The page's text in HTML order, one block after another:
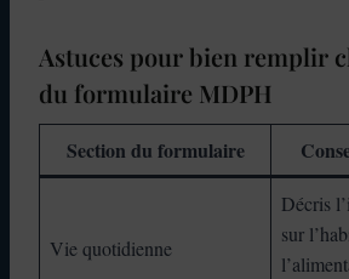
Astuces pour bien remplir
du formulaire MDPH
Section du formulaire
Vie quotidienne
Décris
sur